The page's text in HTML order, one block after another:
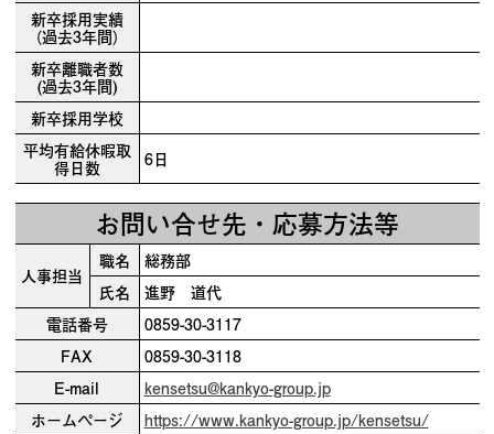
新卒採用実績
（過去3年間）
新卒離職者数
(過去3年間)
新卒採用学校
平均有給休暇取
得日数 6日
お問い合せ先・応募方法等
人事担当
職名
総務部
氏名
進野 道代
電話番号
0859-30-3117
FAX
0859-30-3118
E-mail
kensetsu@kankyo-group.jp
ホームページ
https://www.kankyo-group.jp/kensetsu/